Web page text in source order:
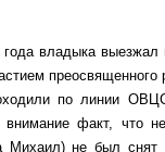
года владыка
преосвященного
по линии
факт, что
не был снят